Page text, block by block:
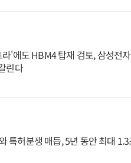
'에도 HBM4 탑재 검토, 삼성전
린다
특허분쟁 매듭, 5년 동안 최대